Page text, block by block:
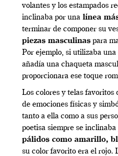
volantes y los estampados
inclinaba por una línea
terminar de componer su
piezas masculinas para
Por ejemplo, si utilizaba
añadía una chaqueta
proporcionara ese toque
Los colores y telas favoritos
de emociones físicas y
tanto a ella como a sus
poetisa siempre se inclinaba
pálidos como amarillo,
su color favorito era el rojo.